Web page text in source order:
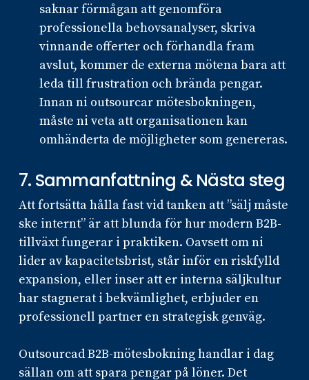
saknar förmågan att genomföra
professionella behovsanalyser, skriva
vinnande offerter och förhandla fram
avslut, kommer de externa mötena bara att
leda till frustration och brända pengar.
Innan ni outsourcar mötesbokningen,
måste ni veta att organisationen kan
omhänderta de möjligheter som genereras.
7. Sammanfattning & Nästa steg
Att fortsätta hålla fast vid tanken att ”sälj måste
ske internt” är att blunda för hur modern B2B-
tillväxt fungerar i praktiken. Oavsett om ni
lider av kapacitetsbrist, står inför en riskfylld
expansion, eller inser att er interna säljkultur
har stagnerat i bekvämlighet, erbjuder en
professionell partner en strategisk genväg.
Outsourcad B2B-mötesbokning handlar i dag
sällan om att spara pengar på löner. Det